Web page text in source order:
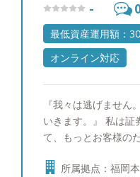
-
最低資産運用額：
オンライン対応
『我々は逃げません
いきます。』 私は証
て、もっとお客様の
式会社（旧株式会社
所属拠点：福岡